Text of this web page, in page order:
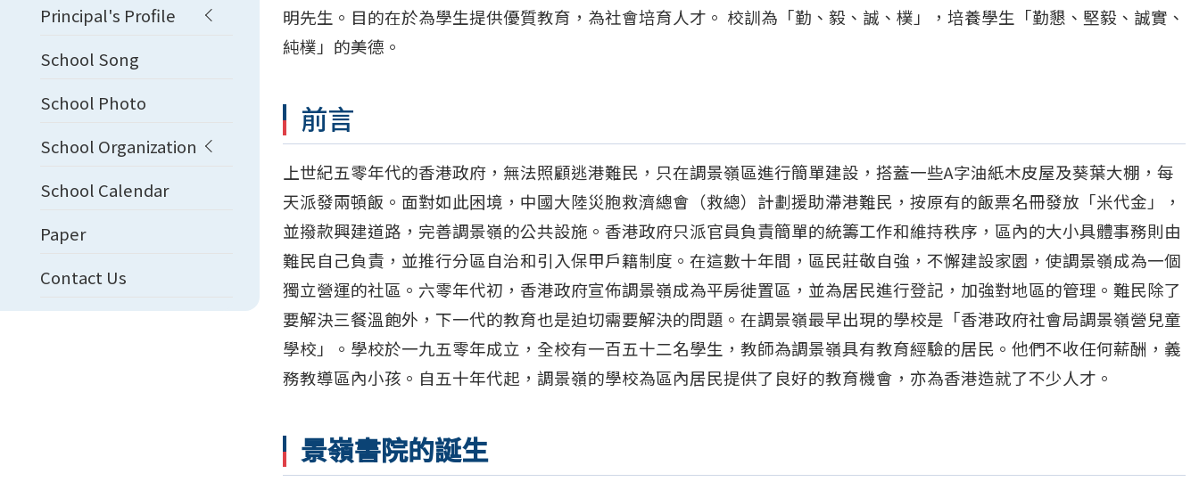
明先生。目的在於為學生提供優質教育，為社會培育人才。 校訓為「勤、毅、誠、樸」，培養學生「勤懇、堅毅、誠實、
純樸」的美德。
前言
上世紀五零年代的香港政府，無法照顧逃港難民，只在調景嶺區進行簡單建設，搭蓋一些A字油紙木皮屋及葵葉大棚，每
天派發兩頓飯。面對如此困境，中國大陸災胞救濟總會（救總）計劃援助滯港難民，按原有的飯票名冊發放「米代金」，
並撥款興建道路，完善調景嶺的公共設施。香港政府只派官員負責簡單的統籌工作和維持秩序，區內的大小具體事務則由
難民自己負責，並推行分區自治和引入保甲戶籍制度。在這數十年間，區民莊敬自強，不懈建設家園，使調景嶺成為一個
獨立營運的社區。六零年代初，香港政府宣佈調景嶺成為平房徙置區，並為居民進行登記，加強對地區的管理。難民除了
要解決三餐溫飽外，下一代的教育也是迫切需要解決的問題。在調景嶺最早出現的學校是「香港政府社會局調景嶺營兒童
學校」。學校於一九五零年成立，全校有一百五十二名學生，教師為調景嶺具有教育經驗的居民。他們不收任何薪酬，義
務教導區內小孩。自五十年代起，調景嶺的學校為區內居民提供了良好的教育機會，亦為香港造就了不少人才。
景嶺書院的誕生
Principal's Profile
School Song
School Photo
School Organization
School Calendar
Paper
Contact Us